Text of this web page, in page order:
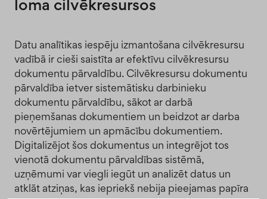
loma cilvēkresursos
Datu analītikas iespēju izmantošana cilvēkresursu
vadībā ir cieši saistīta ar efektīvu cilvēkresursu
dokumentu pārvaldību. Cilvēkresursu dokumentu
pārvaldība ietver sistemātisku darbinieku
dokumentu pārvaldību, sākot ar darbā
pieņemšanas dokumentiem un beidzot ar darba
novērtējumiem un apmācību dokumentiem.
Digitalizējot šos dokumentus un integrējot tos
vienotā dokumentu pārvaldības sistēmā,
uzņēmumi var viegli iegūt un analizēt datus un
atklāt atziņas, kas iepriekš nebija pieejamas papīra